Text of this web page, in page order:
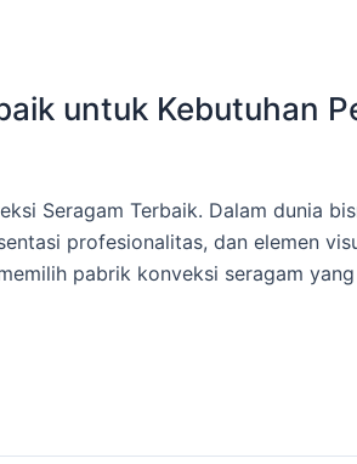
untuk Kebutuhan
Seragam Terbaik. Dalam dunia
profesionalitas, dan elemen
pabrik konveksi seragam